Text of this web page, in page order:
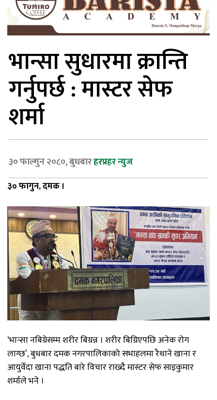
भान्सा सुधारमा क्रान्ति
गर्नुपर्छ : मास्टर सेफ
शर्मा
३० फाल्गुन २०८०, बुधबारहरप्रहर न्युज
३० फागुन, दमक ।
‘भान्सा नबिग्रेसम्म शरीर बिग्रन्न । शरीर बिग्रिएपछि अनेक रोग
लाग्छ’, बुधबार दमक नगरपालिकाको सभाहलमा रैथाने खाना र
आयुर्वेदा खाना पद्धति बारे विचार राख्दै मास्टर सेफ साइकुमार
शर्माले भने ।